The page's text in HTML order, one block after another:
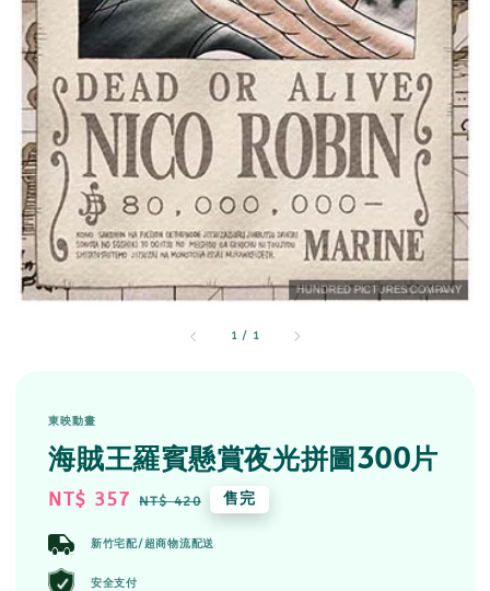
1 / 1
東映動畫
海賊王羅賓懸賞夜光拼圖300片
Sale
NT$ 357 Regular
NT$ 420 售完
新竹宅配/超商物流配送
安全支付